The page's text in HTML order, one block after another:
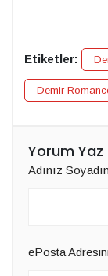
Etiketler:
Demir
Yorum Yaz
Adınız
ePosta